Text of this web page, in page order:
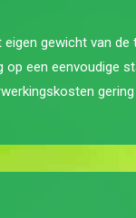
eigen gewicht van de
op een eenvoudige
gering